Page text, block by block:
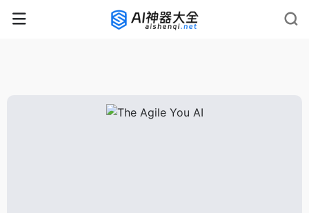
rnrn rnrn rnrn